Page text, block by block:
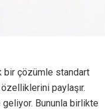
bir çözümle standart
paylaşır.
Bununla birlikte